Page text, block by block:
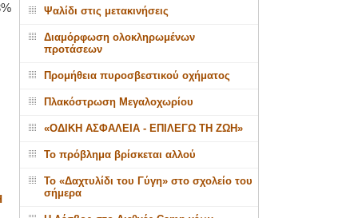
Ψαλίδι στις μετακινήσεις
Διαμόρφωση ολοκληρωμένων
προτάσεων
Προμήθεια πυροσβεστικού οχήματος
Πλακόστρωση Μεγαλοχωρίου
«ΟΔΙΚΗ ΑΣΦΑΛΕΙΑ - ΕΠΙΛΕΓΩ ΤΗ ΖΩΗ»
Το πρόβλημα βρίσκεται αλλού
Το «Δαχτυλίδι του Γύγη» στο σχολείο του
σήμερα